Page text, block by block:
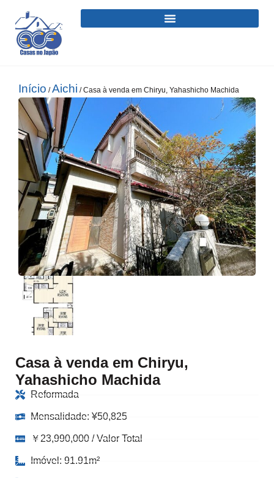
Início /Aichi / Casa à venda em Chiryu, Yahashicho Machida
Casa à venda em Chiryu,
Yahashicho Machida
Reformada
Mensalidade: ¥50,825
￥23,990,000 / Valor Total
Imóvel: 91.91m²